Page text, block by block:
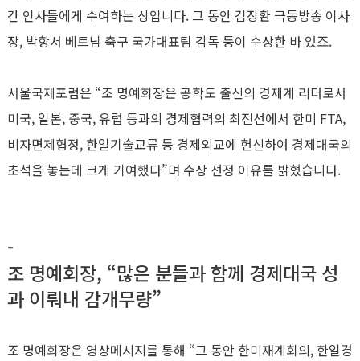
간 인사들에게 수여하는 상입니다. 그 동안 김장환 극동방송 이사
장, 박항서 베트남 축구 국가대표팀 감독 등이 수상한 바 있죠.
서울국제포럼은 “조 명예회장은 공학도 출신의 경제계 리더로서
미국, 일본, 중국, 유럽 등과의 경제협력의 최전선에서 한미 FTA,
비자면제협정, 한일기술교류 등 경제외교에 헌신하여 경제대국의
초석을 놓는데 크게 기여했다”며 수상 선정 이유를 밝혔습니다.
-
조 명예회장, “많은 분들과 함께 경제대국 성
과 이뤄내 감개무량”
조 명예회장은 영상메시지를 통해 “그 동안 한미재계회의, 한일경